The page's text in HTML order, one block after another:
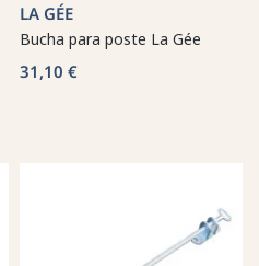
LA GÉE
Bucha para poste La Gée
31,10 €